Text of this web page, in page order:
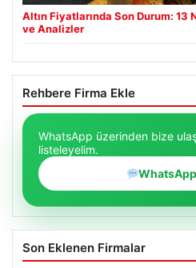
Altın Fiyatlarında Son Durum:
ve Analizler
Rehbere Firma Ekle
WhatsApp üzerinden bize
listeleyelim.
Son Eklenen Firmalar